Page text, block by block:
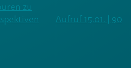
zu
Aufruf 15.01. | 90